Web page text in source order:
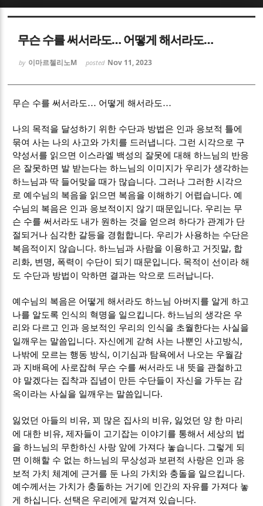
무슨 수를 써서라도… 어떻게 해서라도…
by 이마르첼리노M posted Nov 11, 2023
무슨 수를 써서라도… 어떻게 해서라도…
나의 목적을 달성하기 위한 수단과 방법은 인과 응보적 틀에
묶여 사는 나의 사고와 가치를 드러냅니다. 그런 시각으로 구
약성서를 읽으면 이스라엘 백성의 잘못에 대해 하느님의 반응
은 잘못하면 발 받는다는 하느님의 이미지가 우리가 생각하는
하느님과 딱 들어맞을 때가 많습니다. 그러나 그러한 시각으
로 예수님의 복음을 읽으면 복음을 이해하기 어렵습니다.예
수님의 복음은 인과 응보적이지 않기 때문입니다. 우리는 무
슨 수를 써서라도 내가 원하는 것을 얻으려 하다가 관계가 단
절되거나 심각한 갈등을 경험합니다. 우리가 사용하는 수단은
복음적이지 않습니다. 하느님과 사람을 이용하고 거짓말, 합
리화, 변명, 폭력이 수단이 되기 때문입니다. 목적이 선이라 해
도 수단과 방법이 악하면 결과는 악으로 드러납니다.
예수님의 복음은 어떻게 해서라도 하느님 아버지를 알게 하고
나를 알도록 인식의 혁명을 일으킵니다.하느님의 생각은 우
리와 다르고 인과 응보적인 우리의 인식을 초월한다는 사실을
일깨우는 말씀입니다. 자신에게 갇혀 사는 나뿐인 사고방식,
나밖에 모르는 행동 방식, 이기심과 탐욕에서 나오는 우월감
과 지배욕에 사로잡혀 무슨 수를 써서라도 내 뜻을 관철하고
야 말겠다는 집착과 집념이 만든 수단들이 자신을 가두는 감
옥이라는 사실을 일깨우는 말씀입니다.
잃었던 아들의 비유, 꾀 많은 집사의 비유, 잃었던 양 한 마리
에 대한 비유,제자들이 고기잡는 이야기를 통해서 세상의 법
을 하느님의 무한하신 사랑 앞에 가져다 놓습니다. 그렇게 되
면 이해할 수 없는 하느님의 무상성과 보편적 사랑은 인과 응
보적 가치 체계에 근거를 둔 나의 가치와 충돌을 일으킵니다.
예수께서는 가치가 충돌하는 거기에 인간의 자유를 가져다 놓
게 하십니다.선택은 우리에게 맡겨져 있습니다.
Sketchbook5, 스케치북5
Sketchbook5, 스케치북5
Sketchbook5, 스케치북5
Sketchbook5, 스케치북5